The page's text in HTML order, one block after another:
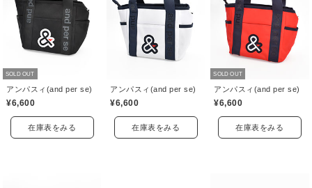
SOLD OUT
アンパスィ(and per se)
¥6,600
在庫表をみる
アンパスィ(and per se)
¥6,600
在庫表をみる
SOLD OUT
アンパスィ(and per se)
¥6,600
在庫表をみる